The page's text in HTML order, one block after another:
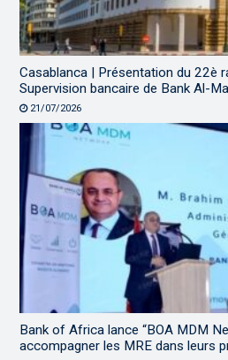
Casablanca | Présentation du 22è
Supervision bancaire de Bank Al-
21/07/2026
Bank of Africa lance “BOA MDM
accompagner les MRE dans leurs